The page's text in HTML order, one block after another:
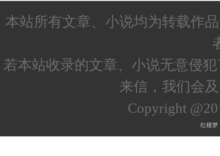
本站所有文章、小说均为转载作
若本站收录的文章、小说无意侵
来信，我们会
Copyright
红楼梦